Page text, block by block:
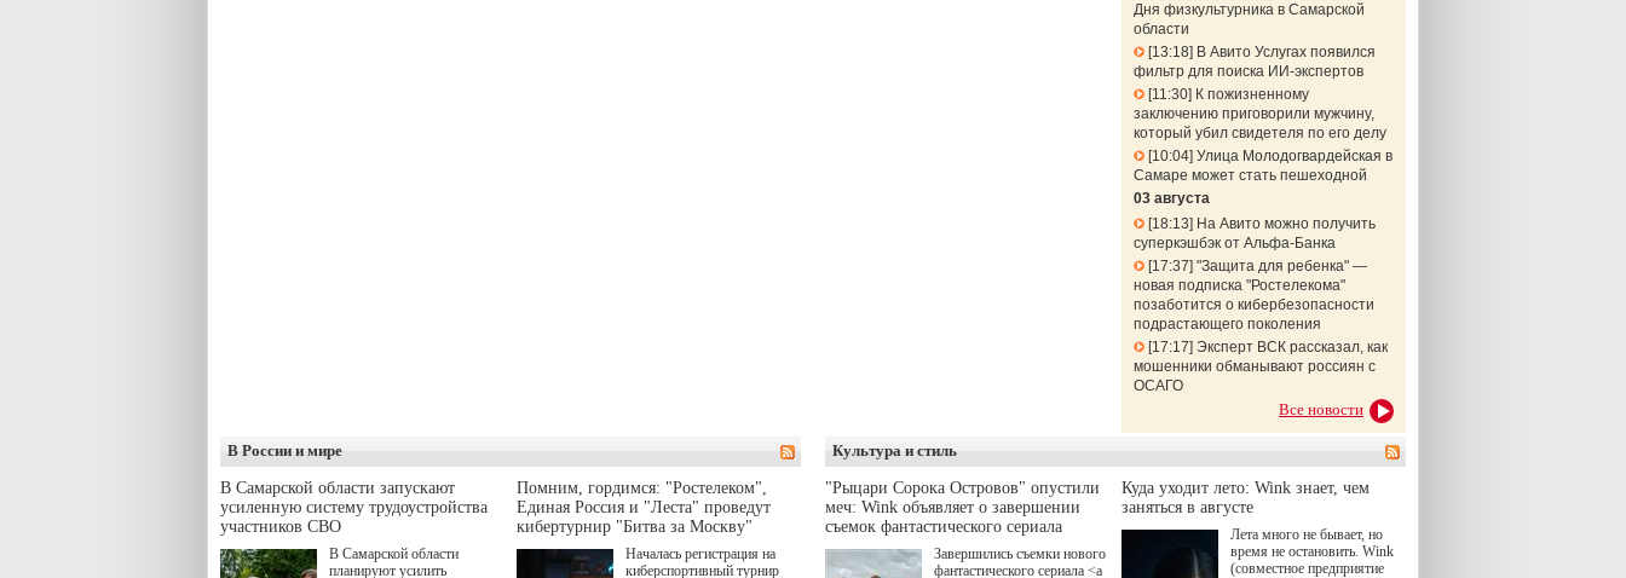
Дня физкультурника в Самарской
области
13:18 В Авито Услугах появился
фильтр для поиска ИИ-экспертов
11:30 К пожизненному
заключению приговорили мужчину,
который убил свидетеля по его делу
10:04 Улица Молодогвардейская в
Самаре может стать пешеходной
03 августа
18:13
На Авито можно получить
суперкэшбэк от Альфа-Банка
17:37 "Защита для ребенка" —
новая подписка "Ростелекома"
позаботится о кибербезопасности
подрастающего поколения
17:17 Эксперт ВСК рассказал, как
мошенники обманывают россиян с
ОСАГО
Все новости
В России и мире
В Самарской области запускают
усиленную систему трудоустройства
участников СВО
В Самарской области
планируют усилить
Помним, гордимся: "Ростелеком",
Единая Россия и "Леста" проведут
кибертурнир "Битва за Москву"
Началась регистрация на
киберспортивный турнир
Культура и стиль
"Рыцари Сорока Островов" опустили
меч: Wink объявляет о завершении
съемок фантастического сериала
Завершились съемки нового
фантастического сериала <a
Куда уходит лето: Wink знает, чем
заняться в августе
Лета много не бывает, но
время не остановить. Wink
(совместное предприятие